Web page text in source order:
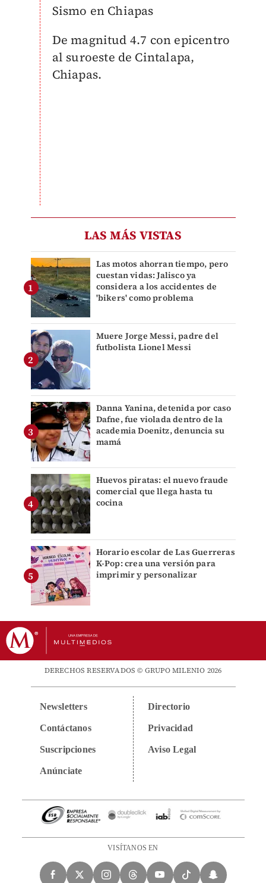
Sismo en Chiapas
De magnitud 4.7 con epicentro
al suroeste de Cintalapa,
Chiapas.
LAS MÁS VISTAS
Las motos ahorran tiempo, pero
cuestan vidas: Jalisco ya
considera a los accidentes de
'bikers' como problema
Muere Jorge Messi, padre del
futbolista Lionel Messi
Danna Yanina, detenida por caso
Dafne, fue violada dentro de la
academia Doenitz, denuncia su
mamá
Huevos piratas: el nuevo fraude
comercial que llega hasta tu
cocina
Horario escolar de Las Guerreras
K-Pop: crea una versión para
imprimir y personalizar
DERECHOS RESERVADOS © GRUPO MILENIO 2026
Newsletters
Contáctanos
Suscripciones
Anúnciate
Directorio
Privacidad
Aviso Legal
VISÍTANOS EN